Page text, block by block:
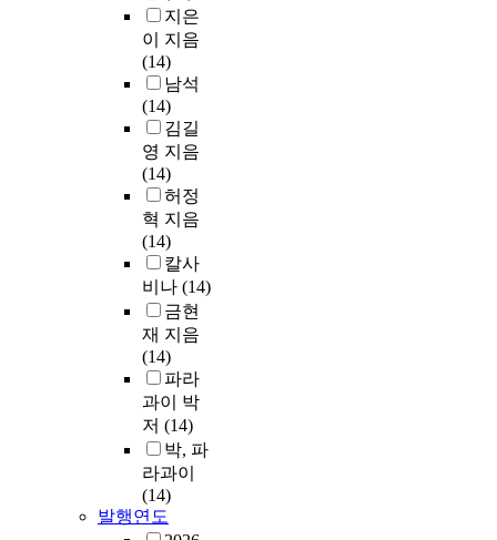
지은
이 지음
(14)
남석
(14)
김길
영 지음
(14)
허정
혁 지음
(14)
칼사
비나 (14)
금현
재 지음
(14)
파라
과이 박
저 (14)
박, 파
라과이
(14)
발행연도